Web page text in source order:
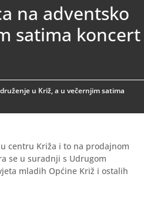
na adventsko
satima koncert
u Križ, a u večernjim satima
centru Križa i to na prodajnom
se u suradnji s Udrugom
mladih Općine Križ i ostalih